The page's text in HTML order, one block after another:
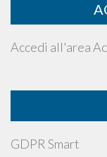
Accedi all'area
GDPR Smart